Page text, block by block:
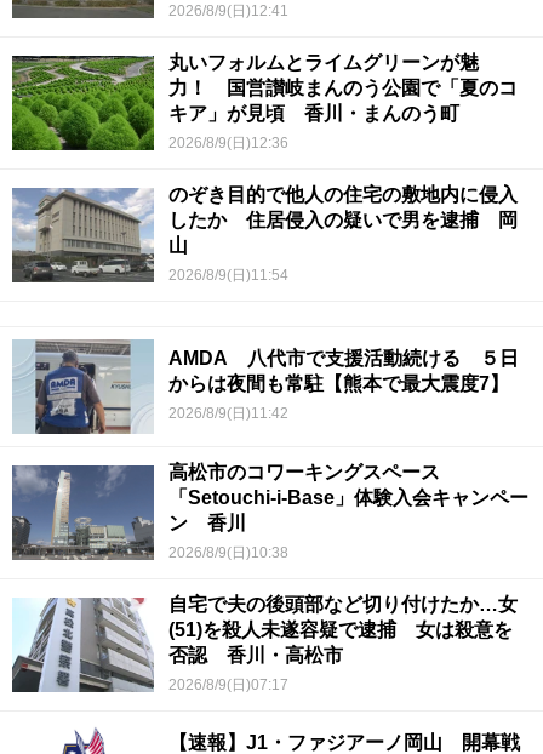
2026/8/9(日)12:41
丸いフォルムとライムグリーンが魅
力！ 国営讃岐まんのう公園で「夏のコ
キア」が見頃 香川・まんのう町
2026/8/9(日)12:36
のぞき目的で他人の住宅の敷地内に侵入
したか 住居侵入の疑いで男を逮捕 岡
山
2026/8/9(日)11:54
AMDA 八代市で支援活動続ける ５日
からは夜間も常駐【熊本で最大震度7】
2026/8/9(日)11:42
高松市のコワーキングスペース
「Setouchi-i-Base」体験入会キャンペー
ン 香川
2026/8/9(日)10:38
自宅で夫の後頭部など切り付けたか…女
(51)を殺人未遂容疑で逮捕 女は殺意を
否認 香川・高松市
2026/8/9(日)07:17
【速報】J1・ファジアーノ岡山 開幕戦